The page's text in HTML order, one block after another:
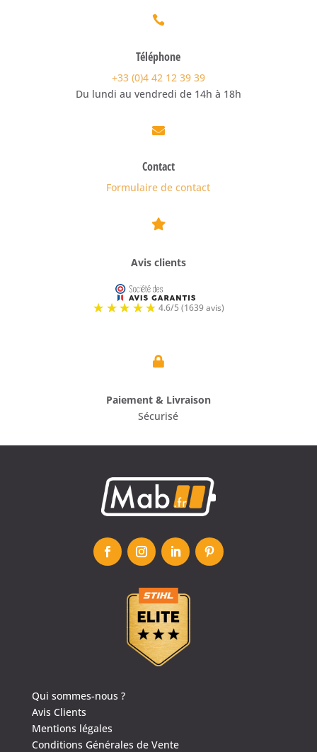

Téléphone
+33 (0)4 42 12 39 39
Du lundi au vendredi de 14h à 18h

Contact
Formulaire de contact

Avis clients

Paiement & Livraison
Sécurisé
Qui sommes-nous ?
Avis Clients
Mentions légales
Conditions Générales de Vente